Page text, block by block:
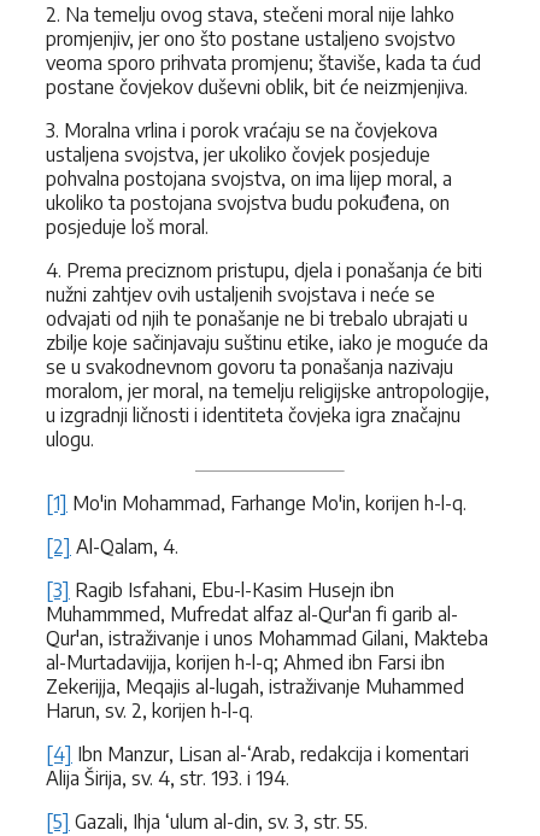
2. Na temelju ovog stava, stečeni moral nije lahko
promjenjiv, jer ono što postane ustaljeno svojstvo
veoma sporo prihvata promjenu; štaviše, kada ta ćud
postane čovjekov duševni oblik, bit će neizmjenjiva.
3. Moralna vrlina i porok vraćaju se na čovjekova
ustaljena svojstva, jer ukoliko čovjek posjeduje
pohvalna postojana svojstva, on ima lijep moral, a
ukoliko ta postojana svojstva budu pokuđena, on
posjeduje loš moral.
4. Prema preciznom pristupu, djela i ponašanja će biti
nužni zahtjev ovih ustaljenih svojstava i neće se
odvajati od njih te ponašanje ne bi trebalo ubrajati u
zbilje koje sačinjavaju suštinu etike, iako je moguće da
se u svakodnevnom govoru ta ponašanja nazivaju
moralom, jer moral, na temelju religijske antropologije,
u izgradnji ličnosti i identiteta čovjeka igra značajnu
ulogu.
[1] Mo'in Mohammad, Farhange Mo'in, korijen h-l-q.
[2] Al-Qalam, 4.
[3] Ragib Isfahani, Ebu-l-Kasim Husejn ibn
Muhammmed, Mufredat alfaz al-Qur'an fi garib al-
Qur'an, istraživanje i unos Mohammad Gilani, Makteba
al-Murtadavijja, korijen h-l-q; Ahmed ibn Farsi ibn
Zekerijja, Meqajis al-lugah, istraživanje Muhammed
Harun, sv. 2, korijen h-l-q.
[4] Ibn Manzur, Lisan al-‘Arab, redakcija i komentari
Alija Širija, sv. 4, str. 193. i 194.
[5] Gazali, Ihja ‘ulum al-din, sv. 3, str. 55.